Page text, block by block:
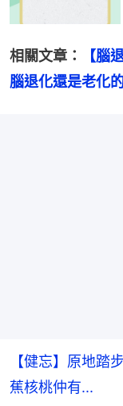
相關文章：
【腦
腦退化還是老化
【健忘】原地
蕉核桃仲有...